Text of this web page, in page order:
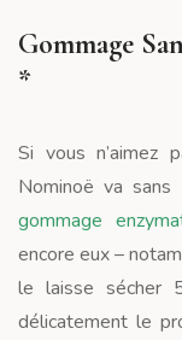
Gommage
*
Si vous n’aimez
Nominoë va sans
gommage
encore eux –
le laisse sécher
délicatement le